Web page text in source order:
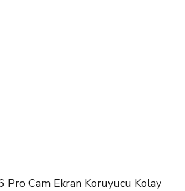
Pro Cam Ekran Koruyucu Kolay